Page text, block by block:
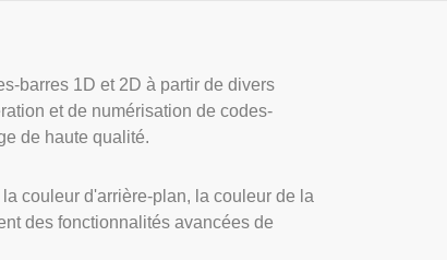
barres 1D et 2D à partir de divers
et de numérisation de codes-
de haute qualité.
couleur d'arrière-plan, la couleur de la
des fonctionnalités avancées de